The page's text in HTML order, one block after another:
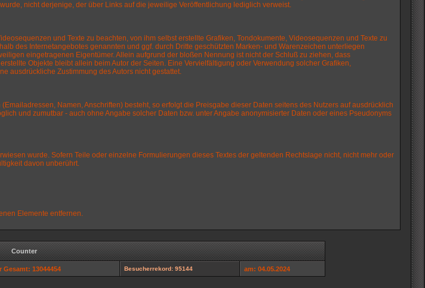
nicht derjenige, der über Links auf die jeweilige Veröffentlichung lediglich verweist.
und Texte zu beachten, von ihm selbst erstellte Grafiken, Tondokumente, Videosequenzen und Texte zu
des Internetangebotes genannten und ggf. durch Dritte geschützten Marken- und Warenzeichen unterliegen
eingetragenen Eigentümer. Allein aufgrund der bloßen Nennung ist nicht der Schluß zu ziehen, dass
Objekte bleibt allein beim Autor der Seiten. Eine Vervielfältigung oder Verwendung solcher Grafiken,
ausdrückliche Zustimmung des Autors nicht gestattet.
Namen, Anschriften) besteht, so erfolgt die Preisgabe dieser Daten seitens des Nutzers auf ausdrücklich
und zumutbar - auch ohne Angabe solcher Daten bzw. unter Angabe anonymisierter Daten oder eines Pseudonyms
wurde. Sofern Teile oder einzelne Formulierungen dieses Textes der geltenden Rechtslage nicht, nicht mehr oder
davon unberührt.
Elemente entfernen.
Counter
Gesamt: 13044454 Besucherrekord: 95144 am: 04.05.2024